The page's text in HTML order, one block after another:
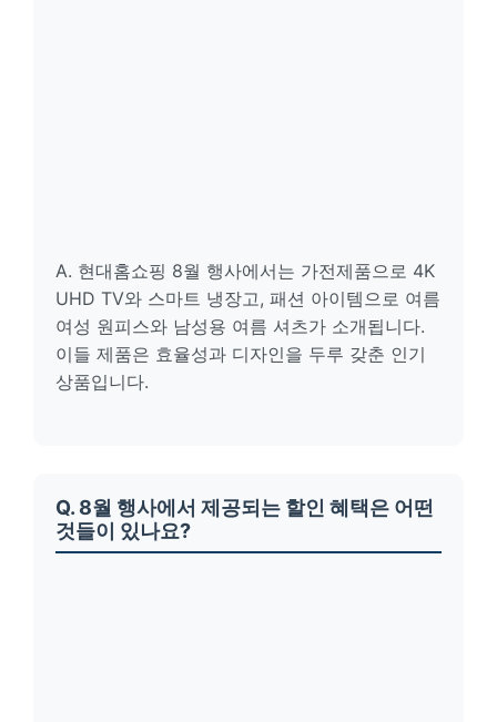
A. 현대홈쇼핑 8월 행사에서는 가전제품으로 4K
UHD TV와 스마트 냉장고, 패션 아이템으로 여름
여성 원피스와 남성용 여름 셔츠가 소개됩니다.
이들 제품은 효율성과 디자인을 두루 갖춘 인기
상품입니다.
Q. 8월 행사에서 제공되는 할인 혜택은 어떤
것들이 있나요?